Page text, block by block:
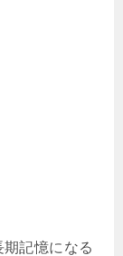
記憶になる